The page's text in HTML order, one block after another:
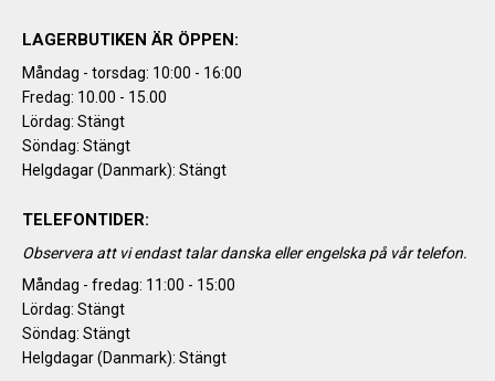
LAGERBUTIKEN ÄR ÖPPEN:
Måndag - torsdag: 10:00 - 16:00
Fredag: 10.00 - 15.00
Lördag: Stängt
Söndag: Stängt
Helgdagar (Danmark): Stängt
TELEFONTIDER:
Observera att vi endast talar danska eller engelska på vår telefon.
Måndag - fredag: 11:00 - 15:00
Lördag: Stängt
Söndag: Stängt
Helgdagar (Danmark): Stängt